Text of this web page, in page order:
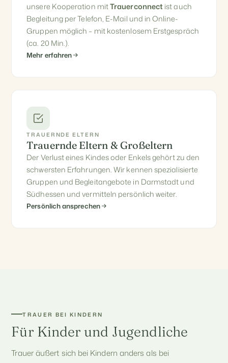
unsere Kooperation mitTrauerconnect ist auch
Begleitung per Telefon, E-Mail und in Online-
Gruppen möglich – mit kostenlosem Erstgespräch
(ca. 20 Min.).
Mehr erfahren
TRAUERNDE ELTERN
Trauernde Eltern & Großeltern
Der Verlust eines Kindes oder Enkels gehört zu den
schwersten Erfahrungen. Wir kennen spezialisierte
Gruppen und Begleitangebote in Darmstadt und
Südhessen und vermitteln persönlich weiter.
Persönlich ansprechen
TRAUER BEI KINDERN
Für Kinder und Jugendliche
Trauer äußert sich bei Kindern anders als bei